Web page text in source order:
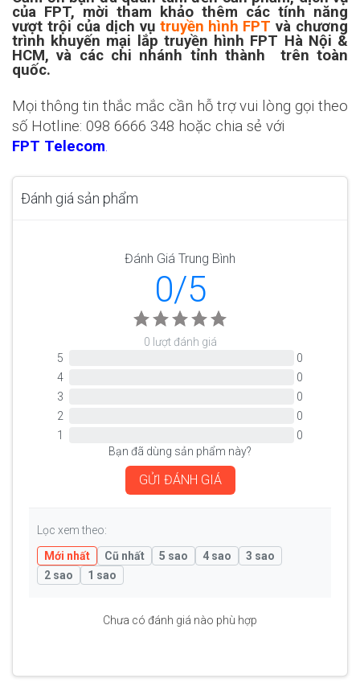
của FPT, mời tham khảo thêm các tính năng
vượt trội của dịch vụ truyền hình FPT và chương
trình khuyến mại lắp truyền hình FPT Hà Nội &
HCM, và các chi nhánh tỉnh thành trên toàn
quốc.
Mọi thông tin thắc mắc cần hỗ trợ vui lòng gọi theo
số Hotline: 098 6666 348 hoặc chia sẻ với
FPT Telecom.
Đánh giá sản phẩm
Đánh Giá Trung Bình
0/5
0 lượt đánh giá
5
0
4
0
3
0
2
0
1
0
Bạn đã dùng sản phẩm này?
GỬI ĐÁNH GIÁ
Lọc xem theo:
Mới nhất
Cũ nhất 5 sao 4 sao
3 sao
2 sao
1 sao
Chưa có đánh giá nào phù hợp